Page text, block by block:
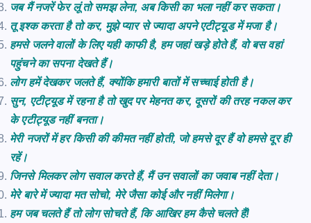
जब मैं नजरें फेर लूं तो समझ लेना, अब किसी का भला नहीं कर सकता।
तू इश्क करता है तो कर, मुझे प्यार से ज्यादा अपने एटीट्यूड में मजा है।
हमसे जलने वालों के लिए यही काफी है, हम जहां खड़े होते हैं, वो बस वहां
पहुंचने का सपना देखते हैं।
लोग हमें देखकर जलते हैं, क्योंकि हमारी बातों में सच्चाई होती है।
सुन, एटीट्यूड में रहना है तो खुद पर मेहनत कर, दूसरों की तरह नकल कर
के एटीट्यूड नहीं बनता।
मेरी नजरों में हर किसी की कीमत नहीं होती, जो हमसे दूर हैं वो हमसे दूर ही
रहें।
जिनसे मिलकर लोग सवाल करते हैं, मैं उन सवालों का जवाब नहीं देता।
मेरे बारे में ज्यादा मत सोचो, मेरे जैसा कोई और नहीं मिलेगा।
हम जब चलते हैं तो लोग सोचते हैं, कि आखिर हम कैसे चलते हैं!